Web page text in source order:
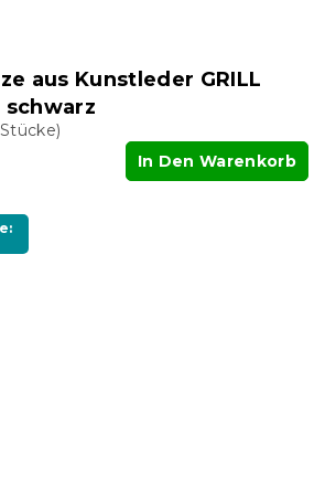
aus Kunstleder GRILL
schwarz
In Den Warenkorb